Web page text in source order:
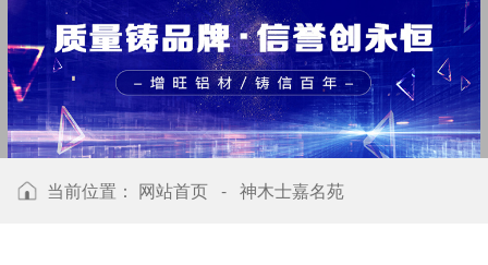
当前位置： 网站首页 - 神木士嘉名苑